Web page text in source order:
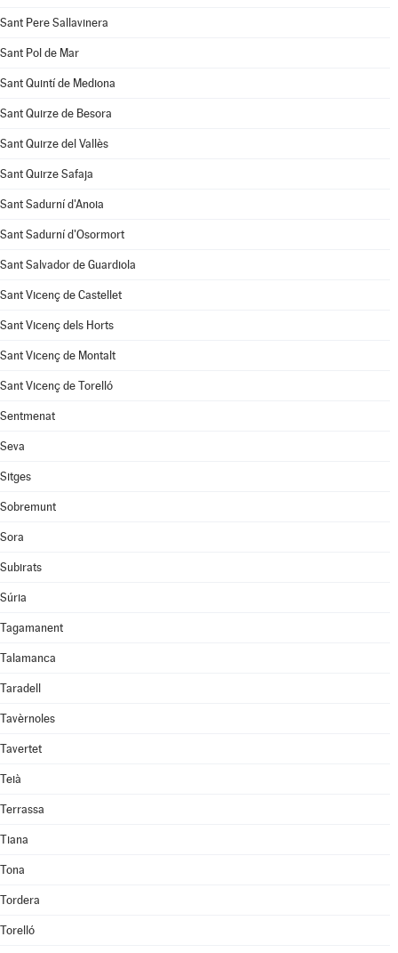
Sant Pere Sallavinera
Sant Pol de Mar
Sant Quintí de Mediona
Sant Quirze de Besora
Sant Quirze del Vallès
Sant Quirze Safaja
Sant Sadurní d'Anoia
Sant Sadurní d'Osormort
Sant Salvador de Guardiola
Sant Vicenç de Castellet
Sant Vicenç dels Horts
Sant Vicenç de Montalt
Sant Vicenç de Torelló
Sentmenat
Seva
Sitges
Sobremunt
Sora
Subirats
Súria
Tagamanent
Talamanca
Taradell
Tavèrnoles
Tavertet
Teià
Terrassa
Tiana
Tona
Tordera
Torelló